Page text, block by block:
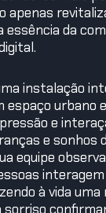
apenas
da
instalação
urbano
e
e sonhos
equipe
à vida uma
sorriso